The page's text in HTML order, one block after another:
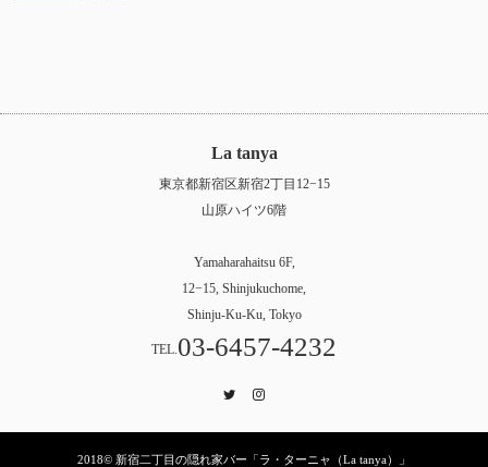
La tanya
東京都新宿区新宿2丁目12−15
山原ハイツ6階
Yamaharahaitsu 6F,
12−15, Shinjukuchome,
Shinju-Ku-Ku, Tokyo
TEL.03-6457-4232
Twitter
2018© 新宿二丁目の隠れ家バー「ラ・ターニャ（La tanya）」